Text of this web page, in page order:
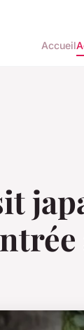
Accueil